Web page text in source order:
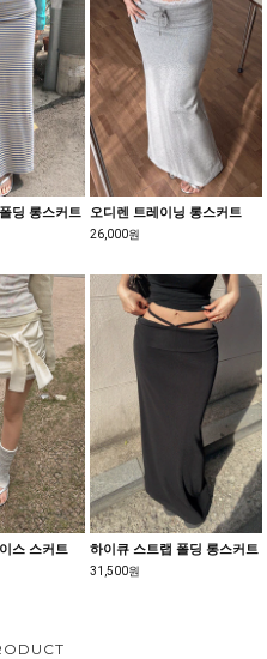
딩 롱스커트 오디렌 트레이닝 롱스커트
26,000원
스 스커트 하이큐 스트랩 폴딩 롱스커트
31,500원